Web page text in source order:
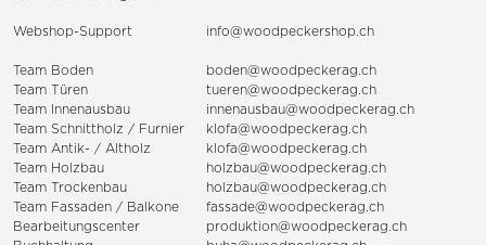
Webshop-Support info@woodpeckershop.ch
Team Boden
boden@woodpeckerag.ch
Team Türen
tueren@woodpeckerag.ch
Team Innenausbau
innenausbau@woodpeckerag.ch
Team Schnittholz / Furnier
klofa@woodpeckerag.ch
Team Antik- / Altholz
klofa@woodpeckerag.ch
Team Holzbau
holzbau@woodpeckerag.ch
Team Trockenbau
holzbau@woodpeckerag.ch
Team Fassaden / Balkone
fassade@woodpeckerag.ch
Bearbeitungscenter
produktion@woodpeckerag.ch